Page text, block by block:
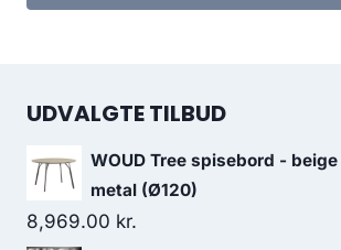
UDVALGTE TILBUD
WOUD Tree spisebord -
metal (Ø120)
8,969.00 kr.